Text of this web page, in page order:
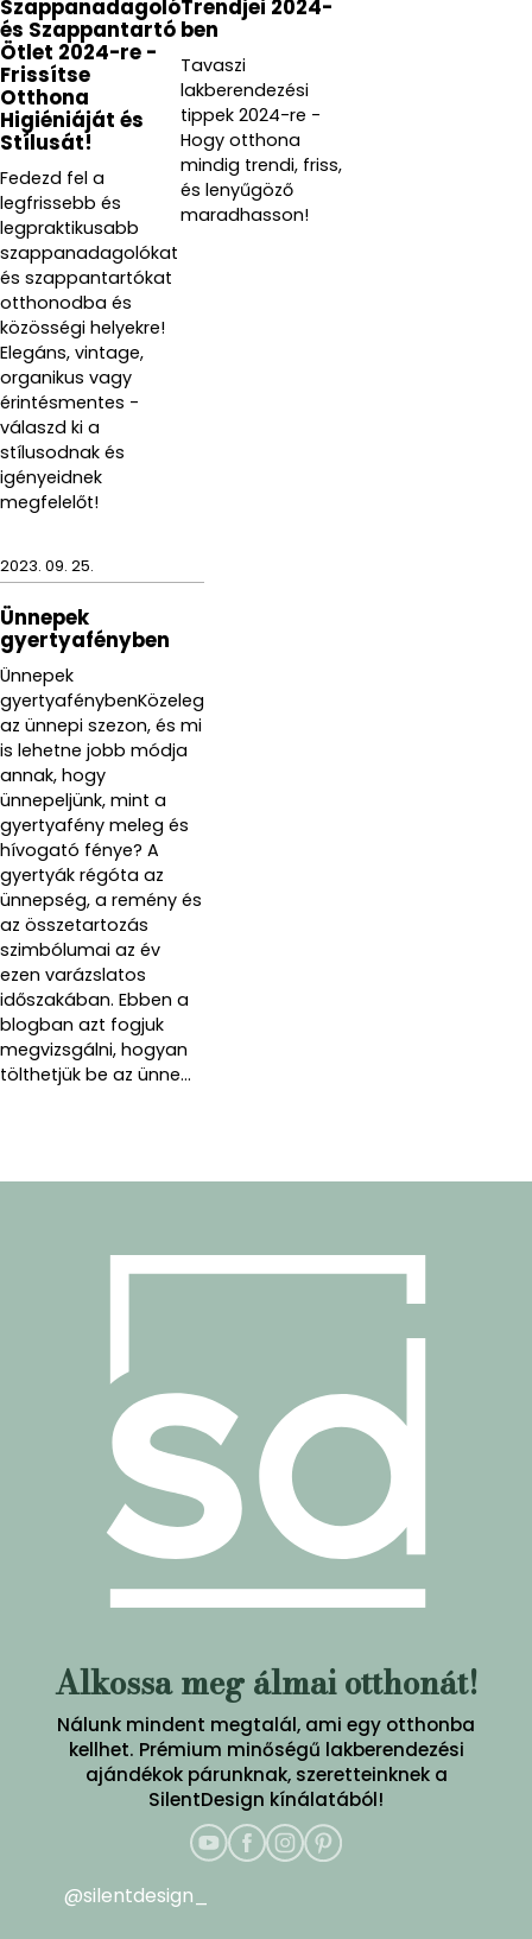
Szappanadagoló
és Szappantartó
Ötlet 2024-re -
Frissítse
Otthona
Higiéniáját és
Stílusát!
Fedezd fel a
legfrissebb és
legpraktikusabb
szappanadagolókat
és szappantartókat
otthonodba és
közösségi helyekre!
Elegáns, vintage,
organikus vagy
érintésmentes -
válaszd ki a
stílusodnak és
igényeidnek
megfelelőt!
Trendjei 2024-
ben
Tavaszi
lakberendezési
tippek 2024-re -
Hogy otthona
mindig trendi, friss,
és lenyűgöző
maradhasson!
2023. 09. 25.
Ünnepek
gyertyafényben
Ünnepek
gyertyafénybenKözeleg
az ünnepi szezon, és mi
is lehetne jobb módja
annak, hogy
ünnepeljünk, mint a
gyertyafény meleg és
hívogató fénye? A
gyertyák régóta az
ünnepség, a remény és
az összetartozás
szimbólumai az év
ezen varázslatos
időszakában. Ebben a
blogban azt fogjuk
megvizsgálni, hogyan
tölthetjük be az ünne...
Alkossa meg álmai otthonát!
Nálunk mindent megtalál, ami egy otthonba
kellhet. Prémium minőségű lakberendezési
ajándékok párunknak, szeretteinknek a
SilentDesign kínálatából!
@silentdesign_